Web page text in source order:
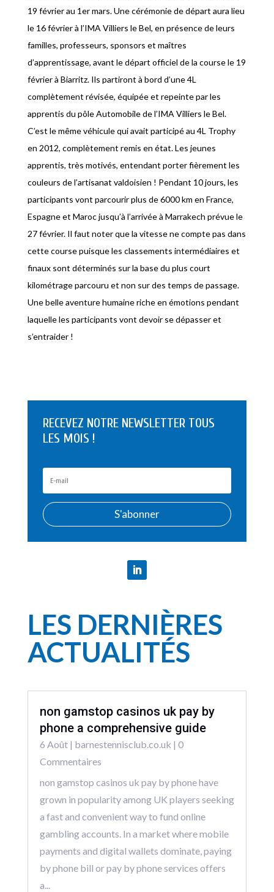
19 février au 1er mars. Une cérémonie de départ aura lieu
le 16 février à l’IMA Villiers le Bel, en présence de leurs
familles, professeurs, sponsors et maîtres
d’apprentissage, avant le départ officiel de la course le 19
février à Biarritz. Ils partiront à bord d’une 4L
complètement révisée, équipée et repeinte par les
apprentis du pôle Automobile de l’IMA Villiers le Bel.
C’est le même véhicule qui avait participé au 4L Trophy
en 2012, complètement remis en état. Les jeunes
apprentis, très motivés, entendant porter fièrement les
couleurs de l’artisanat valdoisien ! Pendant 10 jours, les
participants vont parcourir plus de 6000 km en France,
Espagne et Maroc jusqu’à l’arrivée à Marrakech prévue le
27 février. Il faut noter que la vitesse ne compte pas dans
cette course puisque les classements intermédiaires et
finaux sont déterminés sur la base du plus court
kilométrage parcouru et non sur des temps de passage.
Une belle aventure humaine riche en émotions pendant
laquelle les participants vont devoir se dépasser et
s’entraider !
RECEVEZ NOTRE NEWSLETTER TOUS
LES MOIS !
S'abonner
LES DERNIÈRES
ACTUALITÉS
non gamstop casinos uk pay by
phone a comprehensive guide
6 Août| barnestennisclub.co.uk | 0
Commentaires
non gamstop casinos uk pay by phone have
grown in popularity among UK players seeking
a fast and convenient way to fund online
gambling accounts. In a market where mobile
payments and digital wallets dominate, paying
by phone bill or pay by phone services offers
a...